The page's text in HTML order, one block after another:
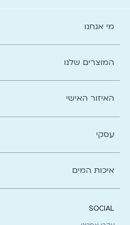
מי אנחנו
המוצרים שלנו
האיזור האישי
עסקי
איכות המים
SOCIAL